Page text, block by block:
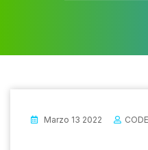
Marzo 13 2022